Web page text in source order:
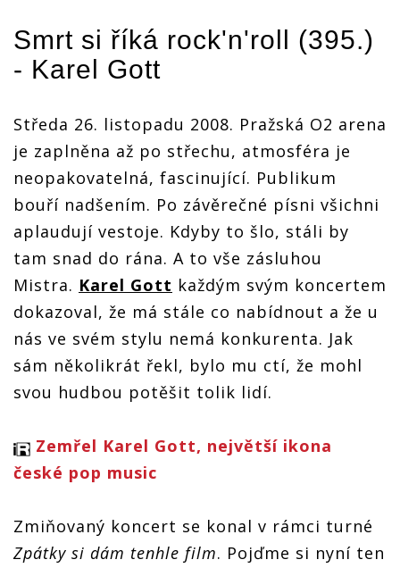
domácího
publika
zpíval i
Kanaďany
Japonce
kromě
domácího
publika
zpíval i
Kanaďany
nebo
Japonce
kromě
domácího
Kanaďany
nebo
Japonce
kromě
domácího
publika
Kanaďany
Japonce
Smrt si říká rock'n'roll (395.)
- Karel Gott
Středa 26. listopadu 2008. Pražská O2 arena
je zaplněna až po střechu, atmosféra je
neopakovatelná, fascinující. Publikum
bouří nadšením. Po závěrečné písni všichni
aplaudují vestoje. Kdyby to šlo, stáli by
tam snad do rána. A to vše zásluhou
Mistra. Karel Gott každým svým koncertem
dokazoval, že má stále co nabídnout a že u
nás ve svém stylu nemá konkurenta. Jak
sám několikrát řekl, bylo mu ctí, že mohl
svou hudbou potěšit tolik lidí.
Zemřel Karel Gott, největší ikona
české pop music
Zmiňovaný koncert se konal v rámci turné
Zpátky si dám tenhle film. Pojďme si nyní ten